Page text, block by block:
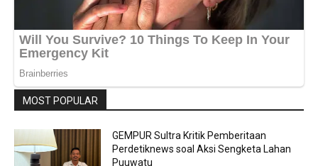
MOST POPULAR
GEMPUR Sultra Kritik Pemberitaan
Perdetiknews soal Aksi Sengketa Lahan
Puuwatu